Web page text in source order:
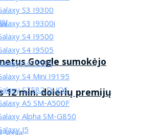
Google sumokėjo
12 mln. dolerių premijų
S3 I9300
S3 I9300i
S4 I9500
S4 I9505
S4 i9515
S4 Mini I9195
S7582 DUOS
A5 SM-A500F
Alpha SM-G850
J5